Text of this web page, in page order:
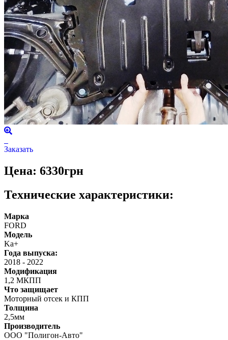
Заказать
Цена: 6330грн
Технические характеристики:
Марка
FORD
Модель
Ka+
Года выпуска:
2018 - 2022
Модификация
1,2 МКПП
Что защищает
Моторный отсек и КПП
Толщина
2,5мм
Производитель
ООО "Полигон-Авто"